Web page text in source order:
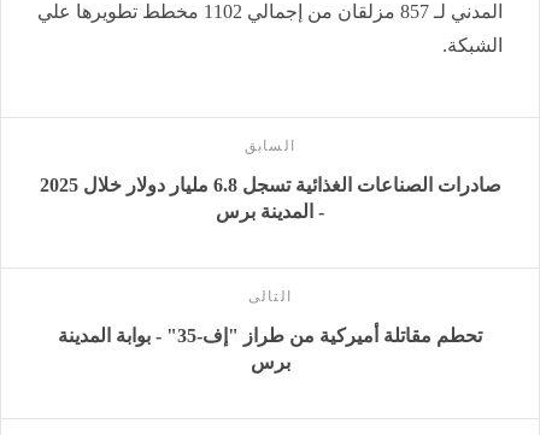
المدني لـ 857 مزلقان من إجمالي 1102 مخطط تطويرها علي
الشبكة.
السابق
صادرات الصناعات الغذائية تسجل 6.8 مليار دولار خلال 2025
- المدينة برس
التالى
تحطم مقاتلة أميركية من طراز "إف-35" - بوابة المدينة
برس